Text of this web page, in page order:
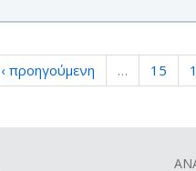
‹ προηγούμενη … 15